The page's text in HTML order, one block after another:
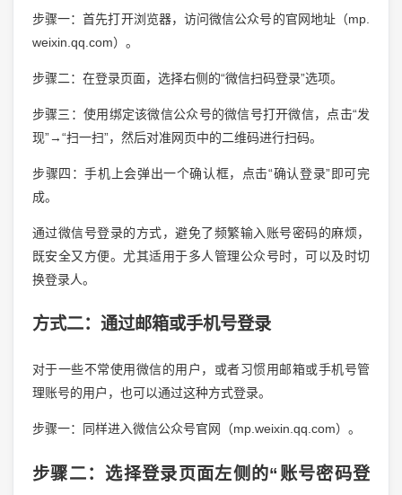
步骤一：首先打开浏览器，访问微信公众号的官网地址（mp.
weixin.qq.com）。
步骤二：在登录页面，选择右侧的“微信扫码登录”选项。
步骤三：使用绑定该微信公众号的微信号打开微信，点击“发
现”→“扫一扫”，然后对准网页中的二维码进行扫码。
步骤四：手机上会弹出一个确认框，点击“确认登录”即可完
成。
通过微信号登录的方式，避免了频繁输入账号密码的麻烦，
既安全又方便。尤其适用于多人管理公众号时，可以及时切
换登录人。
方式二：通过邮箱或手机号登录
对于一些不常使用微信的用户，或者习惯用邮箱或手机号管
理账号的用户，也可以通过这种方式登录。
步骤一：同样进入微信公众号官网（mp.weixin.qq.com）。
步骤二：选择登录页面左侧的“账号密码登